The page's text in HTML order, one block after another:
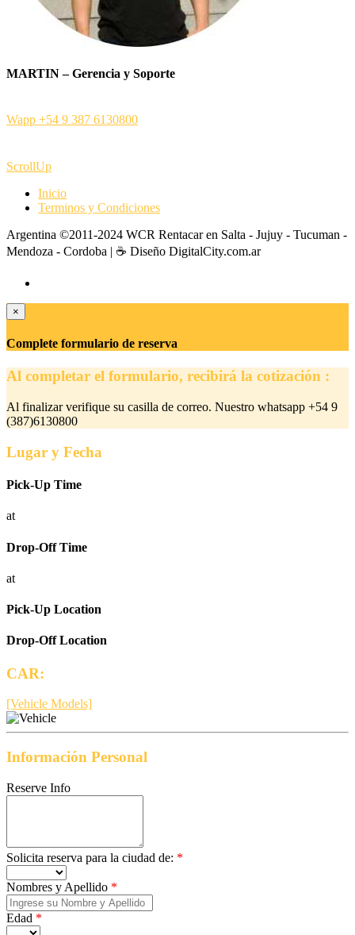
MARTIN – Gerencia y Soporte
Wapp +54 9 387 6130800
ScrollUp
Inicio
Terminos y Condiciones
Argentina ©2011-2024 WCR Rentacar en Salta - Jujuy - Tucuman -
Mendoza - Cordoba | ☕ Diseño DigitalCity.com.ar
×
Complete formulario de reserva
Al completar el formulario, recibirá la cotización :
Al finalizar verifique su casilla de correo. Nuestro whatsapp +54 9
(387)6130800
Lugar y Fecha
Pick-Up Time
at
Drop-Off Time
at
Pick-Up Location
Drop-Off Location
CAR:
[Vehicle Models]
Información Personal
Reserve Info
Solicita reserva para la ciudad de: *
Nombres y Apellido *
Edad *